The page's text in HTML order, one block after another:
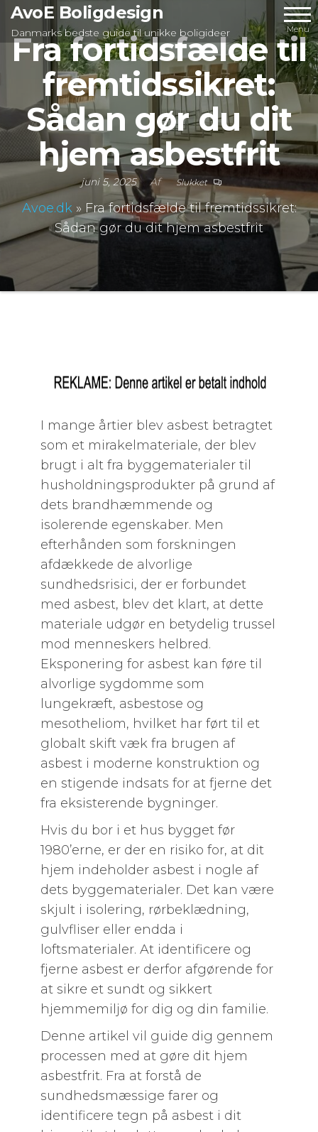
Videre
indhold
AvoE Boligdesign
Danmarks bedste guide til unikke boligideer Menu
Fra fortidsfælde til
fremtidssikret:
Sådan gør du dit
hjem asbestfrit
juni 5, 2025 Af Slukket
Avoe.dk» Fra fortidsfælde til fremtidssikret:
Sådan gør du dit hjem asbestfrit
I mange årtier blev asbest betragtet
som et mirakelmateriale, der blev
brugt i alt fra byggematerialer til
husholdningsprodukter på grund af
dets brandhæmmende og
isolerende egenskaber. Men
efterhånden som forskningen
afdækkede de alvorlige
sundhedsrisici, der er forbundet
med asbest, blev det klart, at dette
materiale udgør en betydelig trussel
mod menneskers helbred.
Eksponering for asbest kan føre til
alvorlige sygdomme som
lungekræft, asbestose og
mesotheliom, hvilket har ført til et
globalt skift væk fra brugen af
asbest i moderne konstruktion og
en stigende indsats for at fjerne det
fra eksisterende bygninger.
Hvis du bor i et hus bygget før
1980’erne, er der en risiko for, at dit
hjem indeholder asbest i nogle af
dets byggematerialer. Det kan være
skjult i isolering, rørbeklædning,
gulvfliser eller endda i
loftsmaterialer. At identificere og
fjerne asbest er derfor afgørende for
at sikre et sundt og sikkert
hjemmemiljø for dig og din familie.
Denne artikel vil guide dig gennem
processen med at gøre dit hjem
asbestfrit. Fra at forstå de
sundhedsmæssige farer og
identificere tegn på asbest i dit